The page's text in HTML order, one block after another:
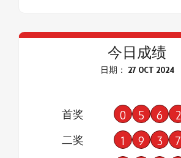
今日成绩
日期： 27 OCT 2024
首奖 0 5 6 2
二奖 1 9 3 7